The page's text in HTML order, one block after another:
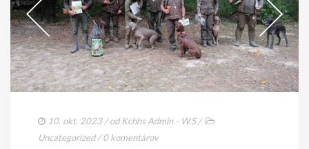
10. okt. 2023/ odKchhs Admin - W.S/
Uncategorized/0 komentárov